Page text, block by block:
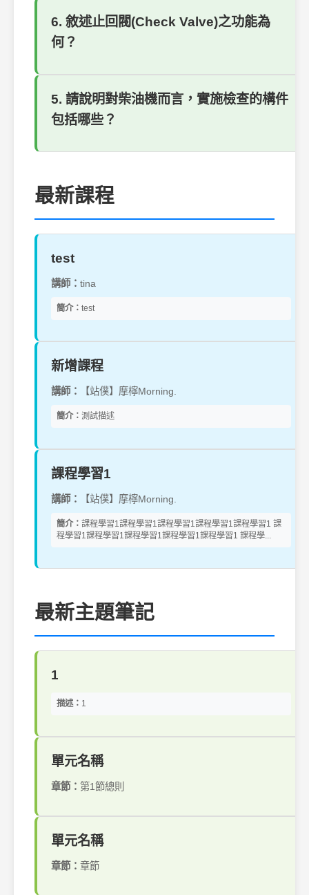
6. 敘述止回閥(Check Valve)之功能為
何？
5. 請說明對柴油機而言，實施檢查的構件
包括哪些？
最新課程
test
講師： tina
簡介： test
新增課程
講師： 【站僕】摩檸Morning.
簡介： 測試描述
課程學習1
講師： 【站僕】摩檸Morning.
簡介： 課程學習1課程學習1課程學習1課程學習1課程學習1 課
程學習1課程學習1課程學習1課程學習1課程學習1 課程學...
最新主題筆記
1
描述： 1
單元名稱
章節： 第1節總則
單元名稱
章節： 章節